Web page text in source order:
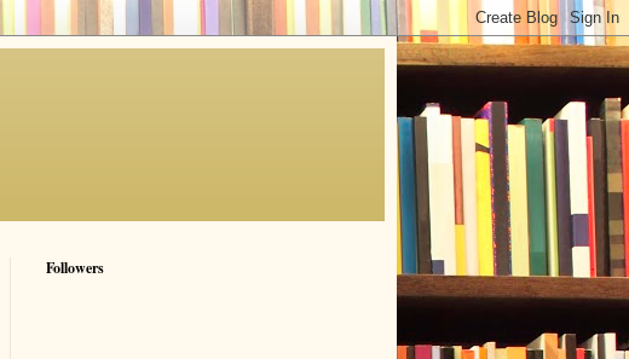
Followers